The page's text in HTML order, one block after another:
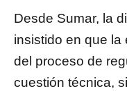
Desde Sumar, la
insistido en que la
del proceso de
cuestión técnica,